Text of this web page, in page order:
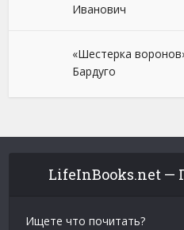
Иванович
«Шестерка
Бардуго
LifeInBooks.net —
Ищете что почитать?